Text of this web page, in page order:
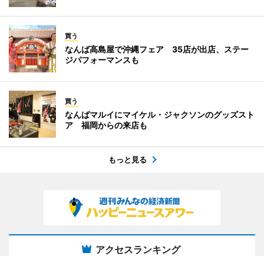
買う
なんば高島屋で沖縄フェア 35店が出店、ステー
ジパフォーマンスも
買う
なんばマルイにマイケル・ジャクソンのグッズスト
ア 福岡からの来店も
もっと見る
アクセスランキング